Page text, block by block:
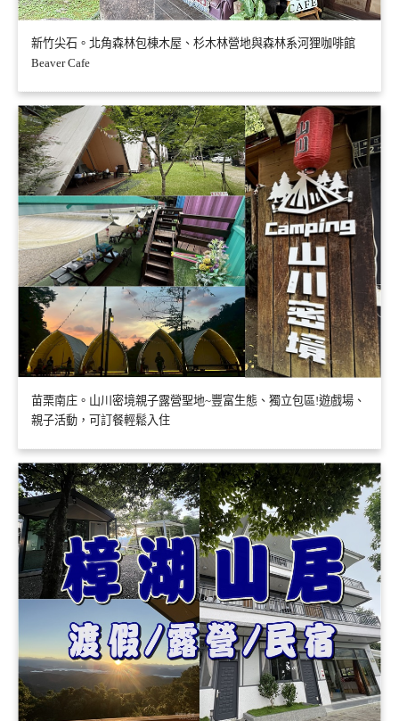
新竹尖石。北角森林包棟木屋、杉木林營地與森林系河狸咖啡館
Beaver Cafe
苗栗南庄。山川密境親子露營聖地~豐富生態、獨立包區!遊戲場、
親子活動，可訂餐輕鬆入住